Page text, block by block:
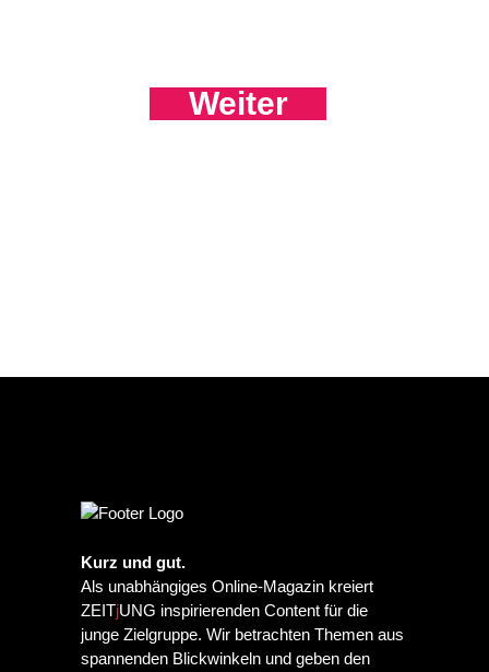
Weiter
Kurz und gut.
Als unabhängiges Online-Magazin kreiert
ZEITjUNG inspirierenden Content für die
junge Zielgruppe. Wir betrachten Themen aus
spannenden Blickwinkeln und geben den